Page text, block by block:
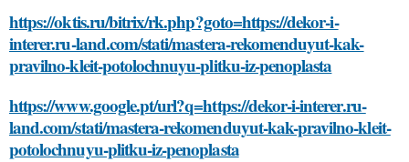
https://oktis.ru/bitrix/rk.php?goto=https://dekor-i-
interer.ru-land.com/stati/mastera-rekomenduyut-kak-
pravilno-kleit-potolochnuyu-plitku-iz-penoplasta
https://www.google.pt/url?q=https://dekor-i-interer.ru-
land.com/stati/mastera-rekomenduyut-kak-pravilno-kleit-
potolochnuyu-plitku-iz-penoplasta